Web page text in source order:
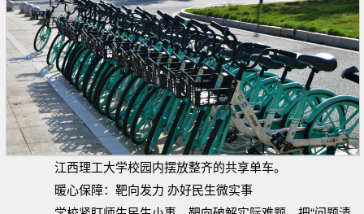
江西理工大学校园内摆放整齐的共享单车。
暖心保障：靶向发力 办好民生微实事